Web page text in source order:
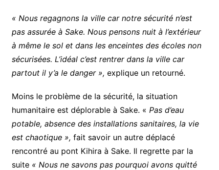
« Nous regagnons la ville car notre sécurité n’est
pas assurée à Sake. Nous pensons nuit à l’extérieur
à même le sol et dans les enceintes des écoles non
sécurisées. L’idéal c’est rentrer dans la ville car
partout il y’a le danger », explique un retourné.
Moins le problème de la sécurité, la situation
humanitaire est déplorable à Sake. « Pas d’eau
potable, absence des installations sanitaires, la vie
est chaotique », fait savoir un autre déplacé
rencontré au pont Kihira à Sake. Il regrette par la
suite « Nous ne savons pas pourquoi avons quitté